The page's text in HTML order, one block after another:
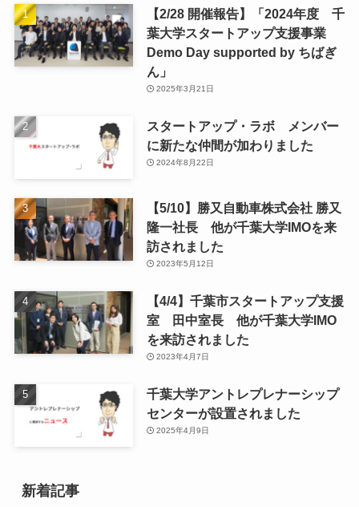
【2/28 開催報告】「2024年度 千
葉大学スタートアップ支援事業
Demo Day supported by ちばぎ
ん」
2025年3月21日
スタートアップ・ラボ メンバー
に新たな仲間が加わりました
2024年8月22日
【5/10】勝又自動車株式会社 勝又
隆一社長 他が千葉大学IMOを来
訪されました
2023年5月12日
【4/4】千葉市スタートアップ支援
室 田中室長 他が千葉大学IMO
を来訪されました
2023年4月7日
千葉大学アントレプレナーシップ
センターが設置されました
2025年4月9日
新着記事